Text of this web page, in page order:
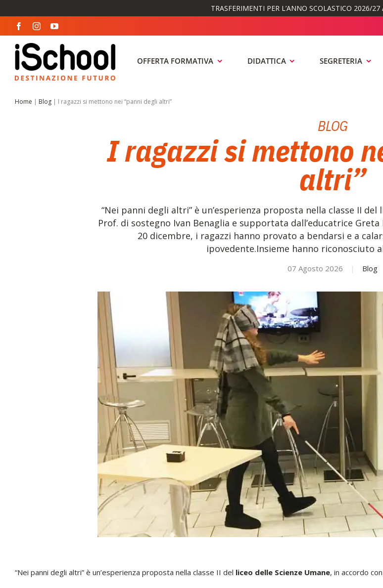
al
contenuto
TRASFERIMENTI PER L’ANNO SCOLASTICO 2026/
OFFERTA FORMATIVA DIDATTICA SEGRETERIA
Home | Blog| I ragazzi si mettono nei “panni degli altri”
BLOG
I ragazzi si mettono
altri”
“Nei panni degli altri” è un’esperienza proposta nella classe II
Prof. di sostegno Ivan Benaglia e supportata dall’educatrice
20 dicembre, i ragazzi hanno provato a bendarsi e a
ipovedente.Insieme hanno
07 Agosto 2026 | Blog
“Nei panni degli altri” è un’esperienza proposta nella classe II del liceo delle Scienze Umane, in accordo